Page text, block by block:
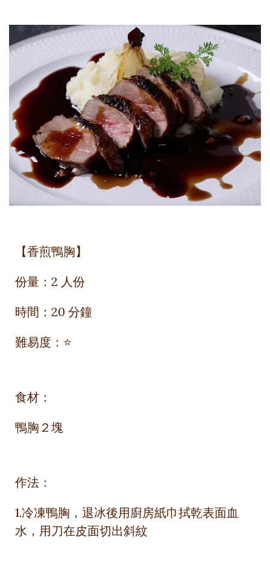
【香煎鴨胸】
份量：2 人份
時間：20 分鐘
難易度：⭐
食材：
鴨胸２塊
作法：
1.冷凍鴨胸，退冰後用廚房紙巾拭乾表面血
水，用刀在皮面切出斜紋